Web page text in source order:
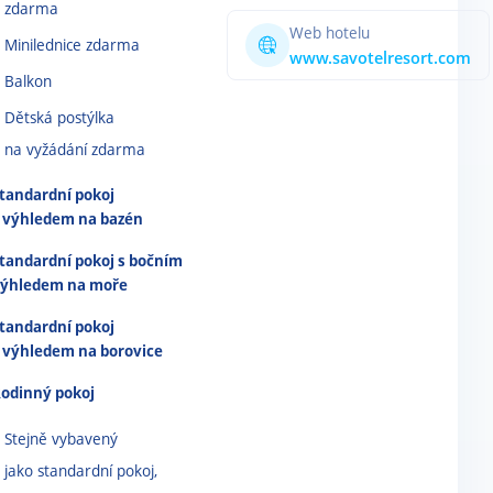
zdarma
Minilednice zdarma
Balkon
Dětská postýlka
na vyžádání zdarma
pokoj
výhledem na bazén
pokoj s bočním
na moře
pokoj
výhledem na borovice
pokoj
Stejně vybavený
jako standardní pokoj,
Web hotelu
www.savotelresort.com